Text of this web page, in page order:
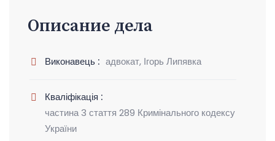
Описание дела
Виконавець : адвокат, Ігорь Липявка
Кваліфікація :
частина 3 стаття 289 Кримінального кодексу
України